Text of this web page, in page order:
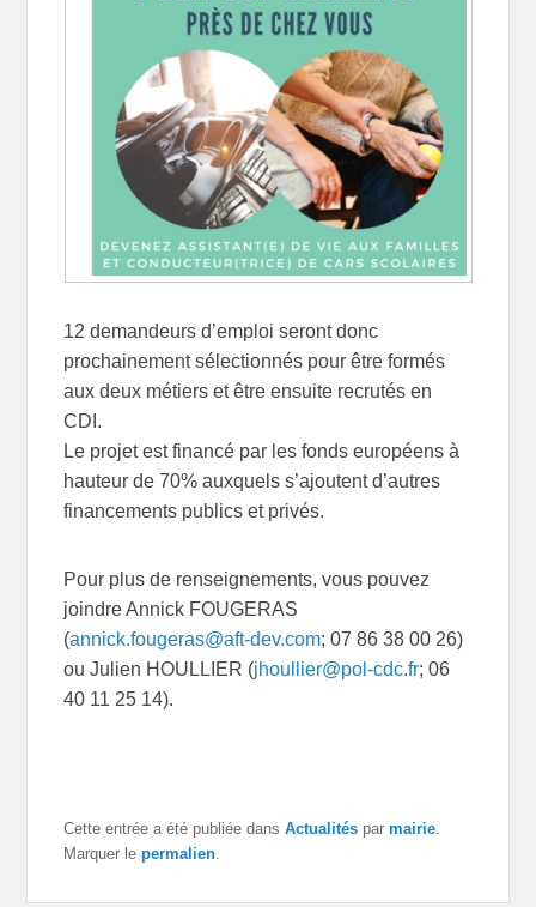
12 demandeurs d’emploi seront donc
prochainement sélectionnés pour être formés
aux deux métiers et être ensuite recrutés en
CDI.
Le projet est financé par les fonds européens à
hauteur de 70% auxquels s’ajoutent d’autres
financements publics et privés.
Pour plus de renseignements, vous pouvez
joindre Annick FOUGERAS
(annick.fougeras@aft-dev.com; 07 86 38 00 26)
ou Julien HOULLIER (jhoullier@pol-cdc.fr; 06
40 11 25 14).
Cette entrée a été publiée dansActualités parmairie
Marquer lepermalien